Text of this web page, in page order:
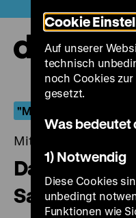
zum
Seiteninhalt
springen
"Man wird sich diesen
Mittwoch, 21.
Das
Sanssouci
Cookie
Auf unserer
technisch
noch Cookies
gesetzt.
Was bedeutet
1) Notwendig
Diese Cookies
unbedingt
Funktionen wie